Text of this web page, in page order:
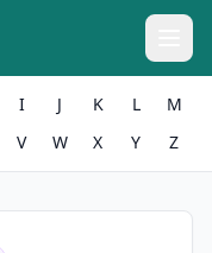
I J K L
M
V W X Y Z